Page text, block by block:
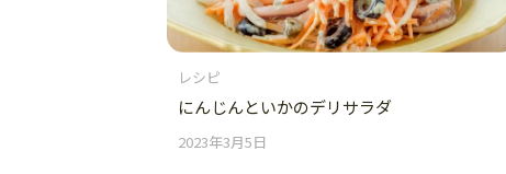
レシピ
にんじんといかのデリサラダ
2023年3月5日